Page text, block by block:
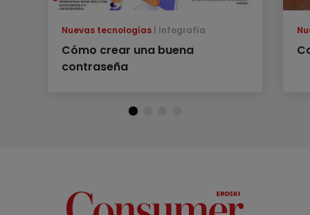
Nuevas tecnologías Infografía
Cómo crear una buena
contraseña